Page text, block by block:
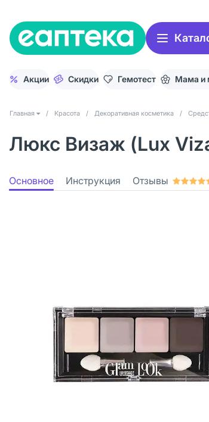
Акции Скидки Гемотест Мама и
Главная / Красота / Декоративная косметика /
Люкс Визаж (Lux
Основное Инструкция Отзывы